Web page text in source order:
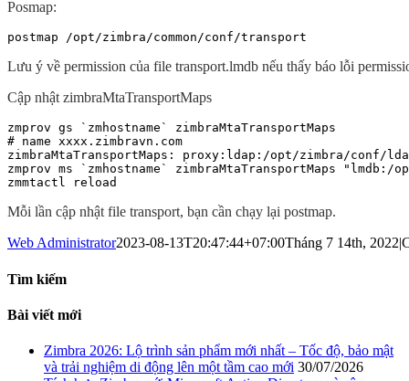
Posmap:
postmap /opt/zimbra/common/conf/transport
Lưu ý về permission của file transport.lmdb nếu thấy báo lỗi
Cập nhật zimbraMtaTransportMaps
zmprov gs `zmhostname` zimbraMtaTransportMaps
# name xxxx.zimbravn.com
zimbraMtaTransportMaps: proxy:ldap:/opt/zimbra/conf/
zmprov ms `zmhostname` zimbraMtaTransportMaps
zmmtactl reload
Mỗi lần cập nhật file transport, bạn cần chạy lại postmap.
Web Administrator2023-08-13T20:47:44+07:00Tháng 7 14th, 2022|
Tìm kiếm
Bài viết mới
Zimbra 2026: Lộ trình sản phẩm mới nhất – Tốc độ, bảo mật
và trải nghiệm di động lên một tầm cao mới 30/07/2026